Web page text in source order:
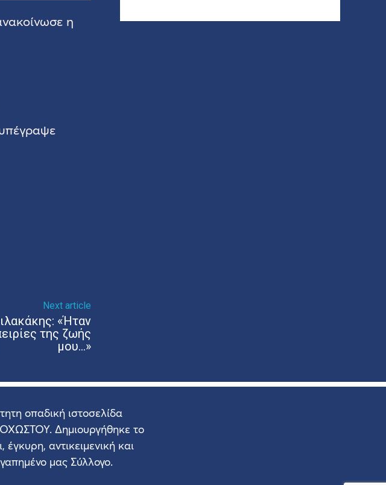
η
Next article
«Ήταν
της ζωής
μου…»
οπαδική ιστοσελίδα
Δημιουργήθηκε το
αντικειμενική και
μας Σύλλογο.